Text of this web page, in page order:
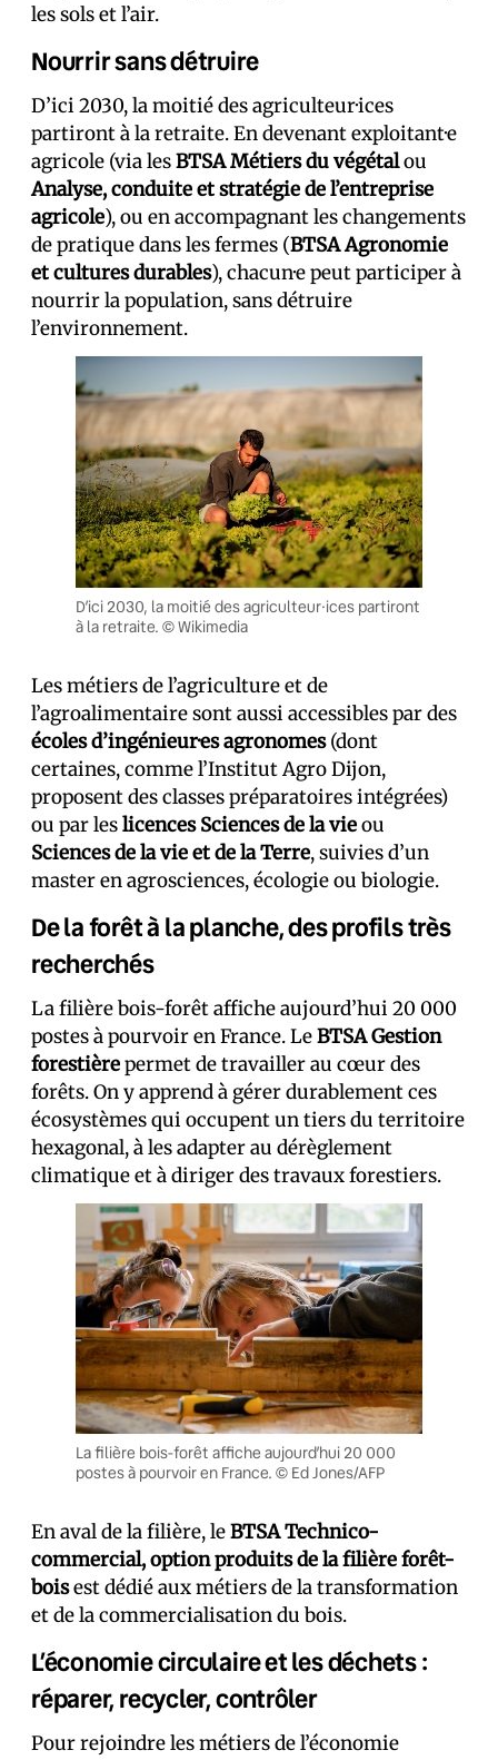
les sols et l’air.
Nourrir sans détruire
D’ici 2030, la moitié des agriculteur·ices
partiront à la retraite. En devenant exploitant·e
agricole (via lesBTSA Métiers du végétalou
Analyse, conduite et stratégie de l’entreprise
agricole), ou en accompagnant les changements
de pratique dans les fermes (BTSA Agronomie
et cultures durables), chacun·e peut participer à
nourrir la population, sans détruire
l’environnement.
D’ici 2030, la moitié des agriculteur·ices partiront
à la retraite. © Wikimedia
Les métiers de l’agriculture et de
l’agroalimentaire sont aussi accessibles par des
écoles d’ingénieur·es agronomes(dont
certaines, comme l’Institut Agro Dijon,
proposent des classes préparatoires intégrées)
ou par leslicences Sciences de la vieou
Sciences de la vie et de la Terre, suivies d’un
master en agrosciences, écologie ou biologie.
De la forêt à la planche, des profils très
recherchés
La filière bois-forêt affiche aujourd’hui 20 000
postes à pourvoir en France. LeBTSA Gestion
forestièrepermet de travailler au cœur des
forêts. On y apprend à gérer durablement ces
écosystèmes qui occupent un tiers du territoire
hexagonal, à les adapter au dérèglement
climatique et à diriger des travaux forestiers.
La filière bois-forêt affiche aujourd’hui 20 000
postes à pourvoir en France. © Ed Jones/AFP
En aval de la filière, leBTSA Technico-
commercial, option produits de la filière forêt-
boisest dédié aux métiers de la transformation
et de la commercialisation du bois.
L’économie circulaire et les déchets :
réparer, recycler, contrôler
Pour rejoindre les métiers de l’économie